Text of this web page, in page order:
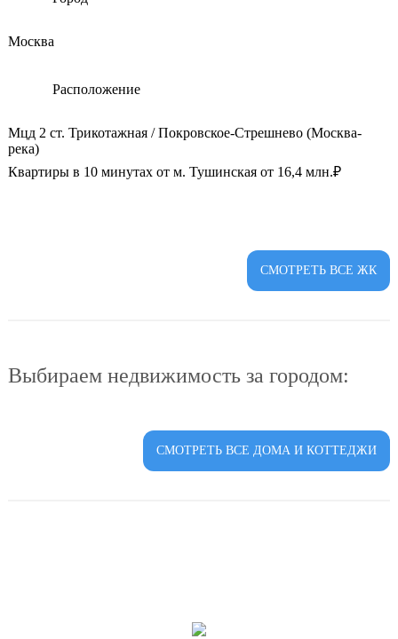
Москва
Расположение
Мцд 2 ст. Трикотажная / Покровское-Стрешнево (Москва-
река)
Квартиры в 10 минутах от м. Тушинская от 16,4 млн.₽
СМОТРЕТЬ ВСЕ ЖК
Выбираем недвижимость за городом:
СМОТРЕТЬ ВСЕ ДОМА И КОТТЕДЖИ